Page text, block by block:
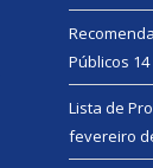
Públicos
Lista de
fevereiro